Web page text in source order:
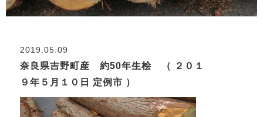
2019.05.09
奈良県吉野町産 約50年生桧 （ ２０１
９年５月１０日 定例市 ）